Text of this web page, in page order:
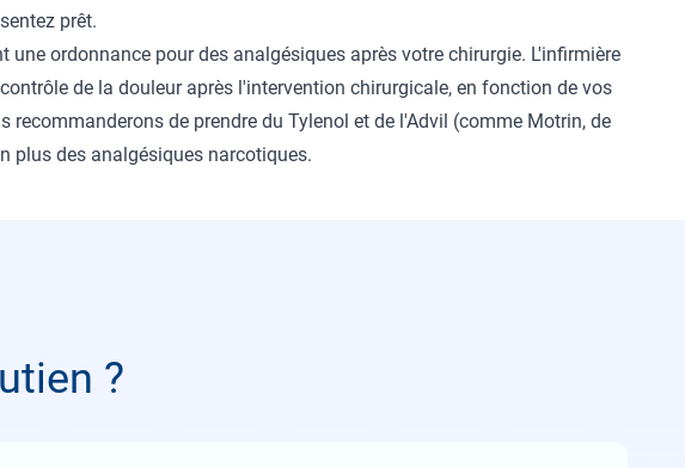
prêt.
une ordonnance pour des analgésiques après votre chirurgie. L'infirmière
de la douleur après l'intervention chirurgicale, en fonction de vos
recommanderons de prendre du Tylenol et de l'Advil (comme Motrin, de
plus des analgésiques narcotiques.
?